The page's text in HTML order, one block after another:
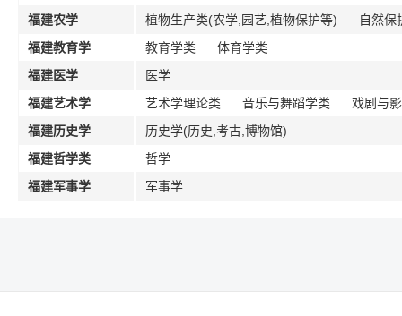
福建农学
植物生产类(农学,园艺,植物保护等)
自然保
福建教育学
教育学类
体育学类
福建医学
医学
福建艺术学
艺术学理论类 音乐与舞蹈学类
戏剧与
福建历史学
历史学(历史,考古,博物馆)
福建哲学类
哲学
福建军事学
军事学